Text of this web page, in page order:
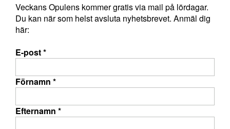
Veckans Opulens kommer gratis via mail på lördagar.
Du kan när som helst avsluta nyhetsbrevet. Anmäl dig
här:
E-post*
Förnamn *
Efternamn *